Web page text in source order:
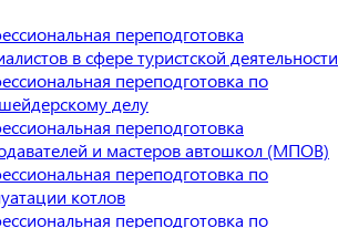
переподготовка
в сфере туристской деятельности
переподготовка по
делу
переподготовка
и мастеров автошкол (МПОВ)
переподготовка по
котлов
переподготовка по